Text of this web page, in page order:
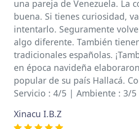
una pareja de Venezuela. La
buena. Si tienes curiosidad,
intentarlo. Seguramente
algo diferente. También
tradicionales españolas.
en época navideña
popular de su país Hallacá.
Servicio : 4/5 | Ambiente : 3/
Xinacu I.B.Z